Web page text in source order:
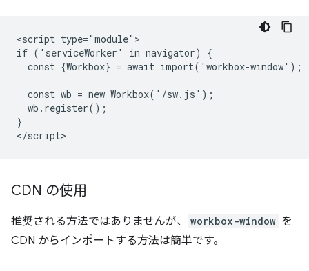
<script type="module">
if ('serviceWorker' in navigator) {
  const {Workbox} = await import('workbox-window');
  const wb = new Workbox('/sw.js');
  wb.register();
}
CDN の使用
推奨される方法ではありませんが、 workbox-window を
CDN からインポートする方法は簡単です。